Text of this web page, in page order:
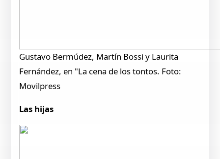
Gustavo Bermúdez, Martín Bossi y Laurita
Fernández, en "La cena de los tontos. Foto:
Movilpress
Las hijas